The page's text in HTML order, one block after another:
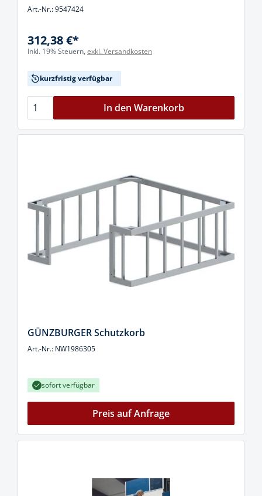
Art.-Nr.: 9547424
312,38 €*
Inkl. 19% Steuern, exkl. Versandkosten
kurzfristig verfügbar
In den Warenkorb
GÜNZBURGER Schutzkorb
Art.-Nr.: NW1986305
sofort verfügbar
Preis auf Anfrage